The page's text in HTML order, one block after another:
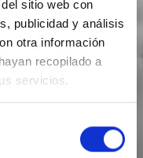
sitio web con
publicidad y análisis
otra información
recopilado a
servicios.